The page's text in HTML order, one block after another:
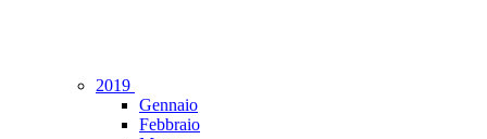
2019
Gennaio
Febbraio